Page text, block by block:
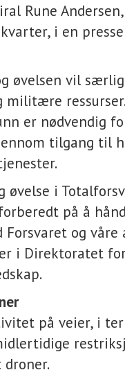
Rune
i en
øvelsen vil
er nødvendig
tilgang til
øvelse i
på å
Forsvaret og
i Direktoratet
på veier, i